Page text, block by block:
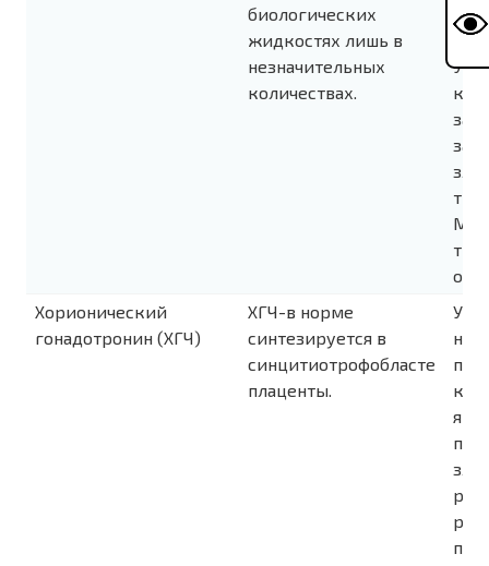
биологических
жидкостях лишь в
незначительных
количествах.
Хорионический
гонадотронин (ХГЧ)
ХГЧ-в норме
синтезируется в
синцитиотрофобласте
плаценты.
У